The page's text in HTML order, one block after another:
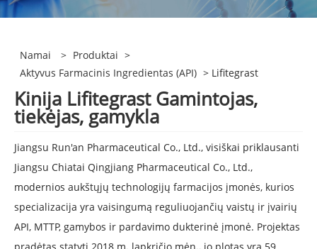
Namai > Produktai >
Aktyvus Farmacinis Ingredientas (API) > Lifitegrast
Kinija Lifitegrast Gamintojas,
tiekėjas, gamykla
Jiangsu Run'an Pharmaceutical Co., Ltd., visiškai priklausanti
Jiangsu Chiatai Qingjiang Pharmaceutical Co., Ltd.,
modernios aukštųjų technologijų farmacijos įmonės, kurios
specializacija yra vaisingumą reguliuojančių vaistų ir įvairių
API, MTTP, gamybos ir pardavimo dukterinė įmonė. Projektas